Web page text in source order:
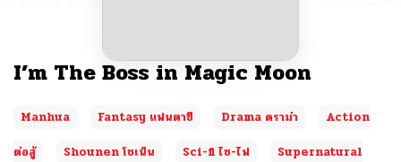
I’m The Boss in Magic Moon
Manhua Fantasy แฟนตาซี Drama ดราม่า
Action
ต่อสู้
Shounen โชเน็น Sci-fi ไซ-ไฟ
Supernatural